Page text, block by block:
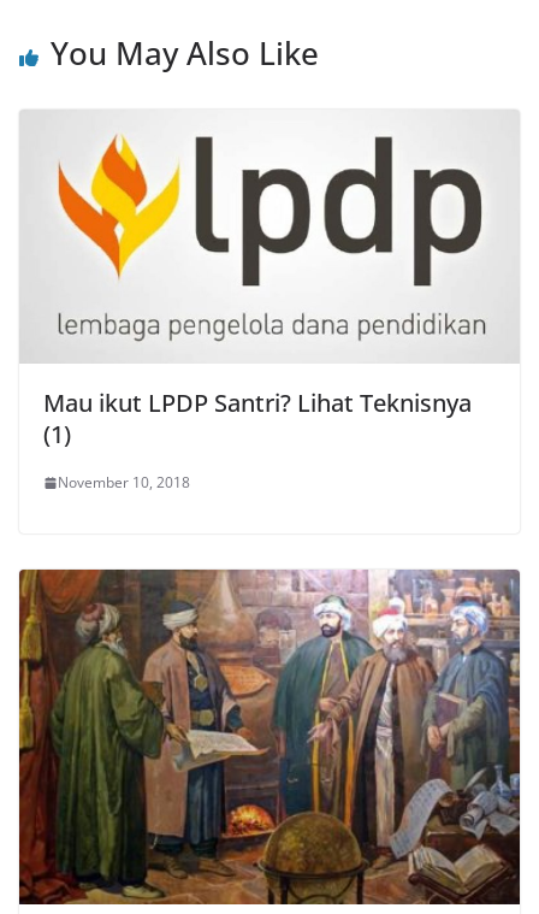
You May Also Like
Mau ikut LPDP Santri? Lihat Teknisnya
(1)
November 10, 2018